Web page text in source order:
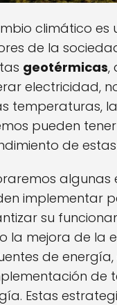
climático
de la
geotérmicas,
electricidad,
temperaturas,
pueden
de
implementar
su
la mejora de la
de
de
Estas